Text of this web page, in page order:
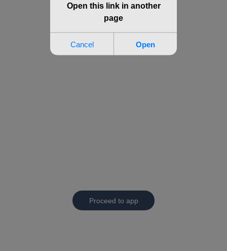
Proceed to app